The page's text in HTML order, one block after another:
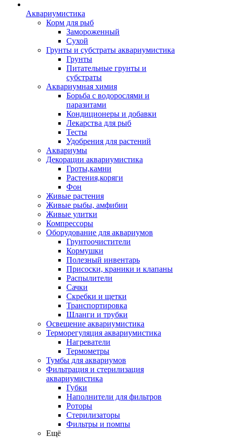
Аквариумистика
Корм для рыб
Замороженный
Сухой
Грунты и субстраты аквариумистика
Грунты
Питательные грунты и
субстраты
Аквариумная химия
Борьба с водорослями и
паразитами
Кондиционеры и добавки
Лекарства для рыб
Тесты
Удобрения для растений
Аквариумы
Декорации аквариумистика
Гроты,камни
Растения,коряги
Фон
Живые растения
Живые рыбы, амфибии
Живые улитки
Компрессоры
Оборудование для аквариумов
Грунтоочистители
Кормушки
Полезный инвентарь
Присоски, краники и клапаны
Распылители
Сачки
Скребки и щетки
Транспортировка
Шланги и трубки
Освещение аквариумистика
Терморегуляция аквариумистика
Нагреватели
Термометры
Тумбы для аквариумов
Фильтрация и стерилизация
аквариумистика
Губки
Наполнители для фильтров
Роторы
Стерилизаторы
Фильтры и помпы
Ещё